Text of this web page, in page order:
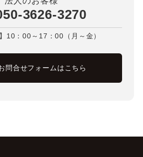
3626-3270
10：00～17：00（月～金）
問合せフォームはこちら